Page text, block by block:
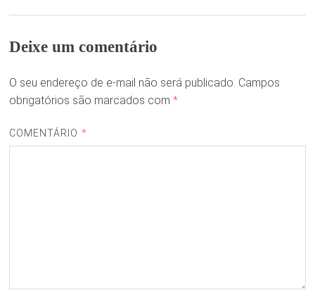
Deixe um comentário
O seu endereço de e-mail não será publicado. Campos
obrigatórios são marcados com *
COMENTÁRIO *